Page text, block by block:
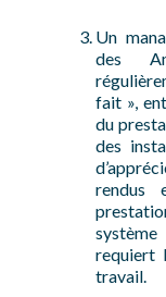
Un
des
fait »,
du
des
rendus
requiert
travail.